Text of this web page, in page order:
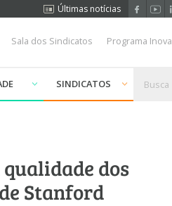
Últimas notícias
Sala dos Sindicatos Programa Inova
SINDICATOS
dos
Stanford